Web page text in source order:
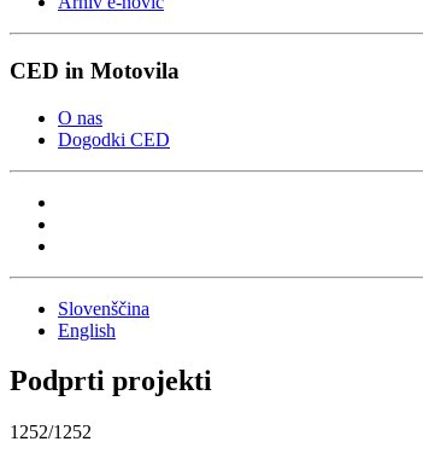
CED in Motovila
O nas
Dogodki CED
Slovenščina
English
Podprti projekti
1252/1252